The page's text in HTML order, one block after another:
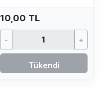
10,00 TL
- +
Tükendi